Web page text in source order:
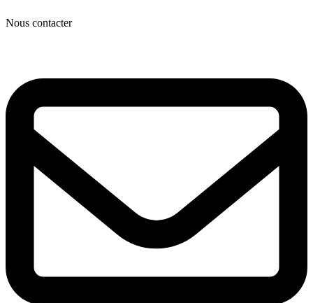
Nous contacter